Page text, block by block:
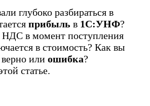
глубоко разбираться в
прибыль в 1С:УНФ?
НДС в момент поступления
в стоимость? Как вы
или ошибка?
статье.